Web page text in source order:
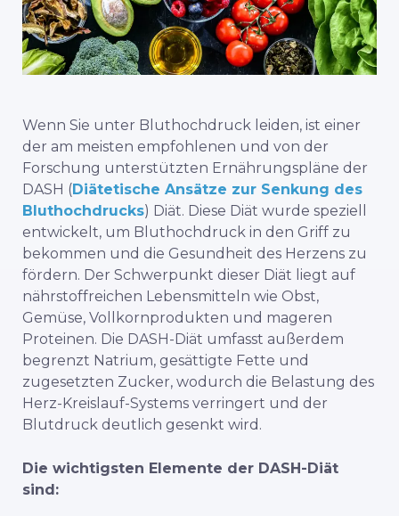
Wenn Sie unter Bluthochdruck leiden, ist einer
der am meisten empfohlenen und von der
Forschung unterstützten Ernährungspläne der
DASH (Diätetische Ansätze zur Senkung des
Bluthochdrucks) Diät. Diese Diät wurde speziell
entwickelt, um Bluthochdruck in den Griff zu
bekommen und die Gesundheit des Herzens zu
fördern. Der Schwerpunkt dieser Diät liegt auf
nährstoffreichen Lebensmitteln wie Obst,
Gemüse, Vollkornprodukten und mageren
Proteinen. Die DASH-Diät umfasst außerdem
begrenzt Natrium, gesättigte Fette und
zugesetzten Zucker, wodurch die Belastung des
Herz-Kreislauf-Systems verringert und der
Blutdruck deutlich gesenkt wird.
Die wichtigsten Elemente der DASH-Diät
sind: